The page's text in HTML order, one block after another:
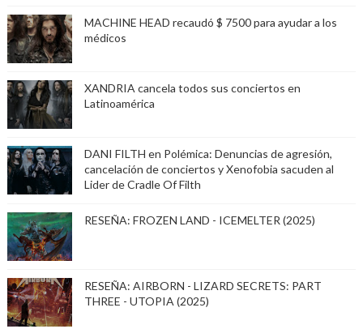
MACHINE HEAD recaudó $ 7500 para ayudar a los
médicos
XANDRIA cancela todos sus conciertos en
Latinoamérica
DANI FILTH en Polémica: Denuncias de agresión,
cancelación de conciertos y Xenofobia sacuden al
Lider de Cradle Of Filth
RESEÑA: FROZEN LAND - ICEMELTER (2025)
RESEÑA: AIRBORN - LIZARD SECRETS: PART
THREE - UTOPIA (2025)